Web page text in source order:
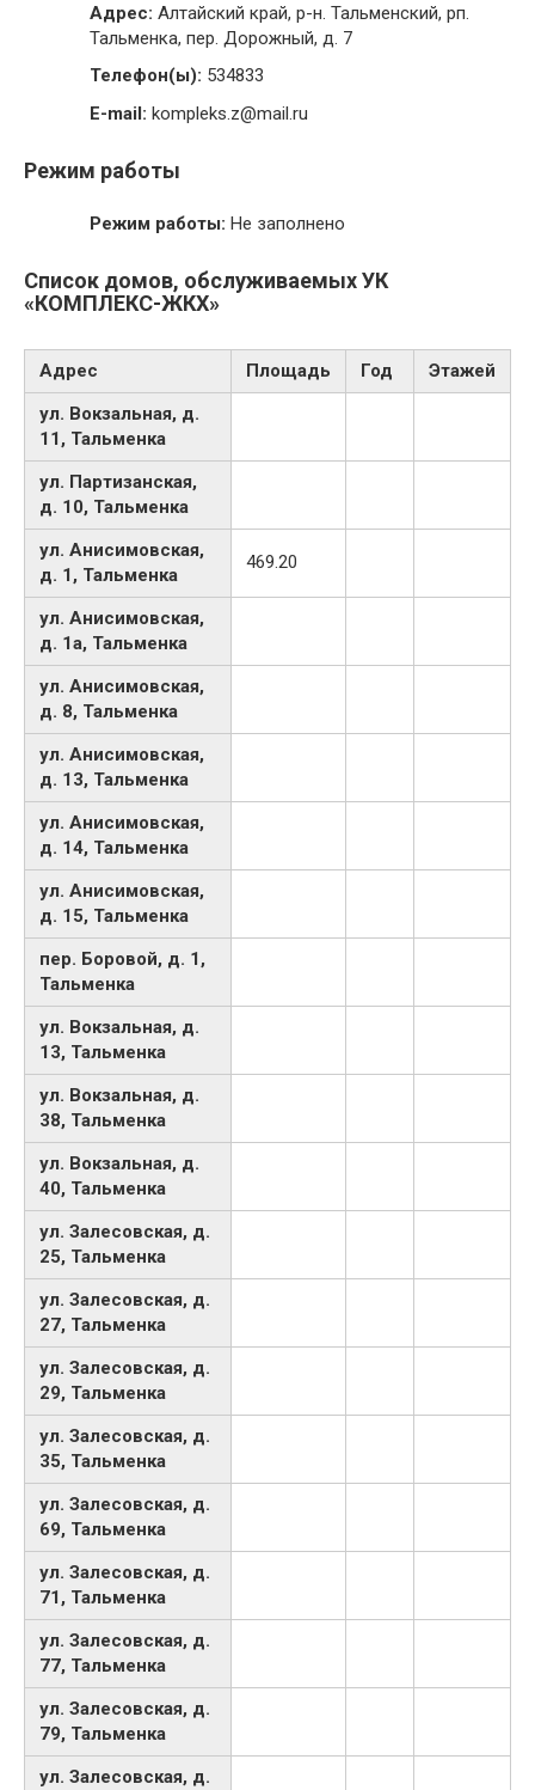
Адрес: Алтайский край, р-н. Тальменский, рп.
Тальменка, пер. Дорожный, д. 7
Телефон(ы): 534833
E-mail: kompleks.z@mail.ru
Режим работы
Режим работы: Не заполнено
Список домов, обслуживаемых УК
«КОМПЛЕКС-ЖКХ»
Адрес Площадь Год
Этажей
ул. Вокзальная, д.
11, Тальменка
ул. Партизанская,
д. 10, Тальменка
ул. Анисимовская,
д. 1, Тальменка
469.20
ул. Анисимовская,
д. 1а, Тальменка
ул. Анисимовская,
д. 8, Тальменка
ул. Анисимовская,
д. 13, Тальменка
ул. Анисимовская,
д. 14, Тальменка
ул. Анисимовская,
д. 15, Тальменка
пер. Боровой, д. 1,
Тальменка
ул. Вокзальная, д.
13, Тальменка
ул. Вокзальная, д.
38, Тальменка
ул. Вокзальная, д.
40, Тальменка
ул. Залесовская, д.
25, Тальменка
ул. Залесовская, д.
27, Тальменка
ул. Залесовская, д.
29, Тальменка
ул. Залесовская, д.
35, Тальменка
ул. Залесовская, д.
69, Тальменка
ул. Залесовская, д.
71, Тальменка
ул. Залесовская, д.
77, Тальменка
ул. Залесовская, д.
79, Тальменка
ул. Залесовская, д.